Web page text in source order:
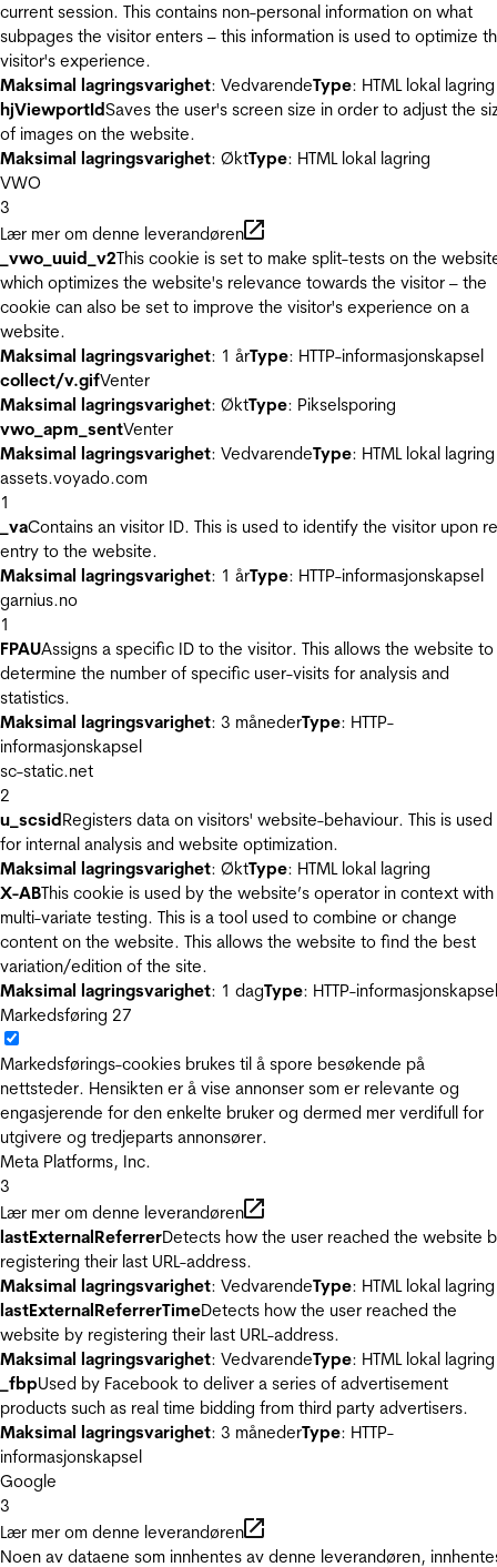
current session. This contains non-personal information on what
subpages the visitor enters – this information is used to optimize
visitor's experience.
Maksimal lagringsvarighet: VedvarendeType: HTML lokal lagring
hjViewportIdSaves the user's screen size in order to adjust the
of images on the website.
Maksimal lagringsvarighet: ØktType: HTML lokal lagring
VWO
3
Lær mer om denne leverandøren
_vwo_uuid_v2This cookie is set to make split-tests on the
which optimizes the website's relevance towards the visitor – the
cookie can also be set to improve the visitor's experience on a
website.
Maksimal lagringsvarighet: 1 årType: HTTP-informasjonskapsel
collect/v.gifVenter
Maksimal lagringsvarighet: ØktType: Pikselsporing
vwo_apm_sentVenter
Maksimal lagringsvarighet: VedvarendeType: HTML lokal lagring
assets.voyado.com
1
_vaContains an visitor ID. This is used to identify the visitor upon
entry to the website.
Maksimal lagringsvarighet: 1 årType: HTTP-informasjonskapsel
garnius.no
1
FPAUAssigns a specific ID to the visitor. This allows the website to
determine the number of specific user-visits for analysis and
statistics.
Maksimal lagringsvarighet: 3 månederType: HTTP-
informasjonskapsel
sc-static.net
2
u_scsidRegisters data on visitors' website-behaviour. This is used
for internal analysis and website optimization.
Maksimal lagringsvarighet: ØktType: HTML lokal lagring
X-ABThis cookie is used by the website’s operator in context with
multi-variate testing. This is a tool used to combine or change
content on the website. This allows the website to find the best
variation/edition of the site.
Maksimal lagringsvarighet: 1 dagType: HTTP-informasjonskapsel
Markedsføring 27
Markedsførings-cookies brukes til å spore besøkende på
nettsteder. Hensikten er å vise annonser som er relevante og
engasjerende for den enkelte bruker og dermed mer verdifull for
utgivere og tredjeparts annonsører.
Meta Platforms, Inc.
3
Lær mer om denne leverandøren
lastExternalReferrerDetects how the user reached the website
registering their last URL-address.
Maksimal lagringsvarighet: VedvarendeType: HTML lokal lagring
lastExternalReferrerTimeDetects how the user reached the
website by registering their last URL-address.
Maksimal lagringsvarighet: VedvarendeType: HTML lokal lagring
_fbpUsed by Facebook to deliver a series of advertisement
products such as real time bidding from third party advertisers.
Maksimal lagringsvarighet: 3 månederType: HTTP-
informasjonskapsel
Google
3
Lær mer om denne leverandøren
Noen av dataene som innhentes av denne leverandøren,